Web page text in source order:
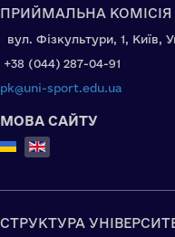
ПРИЙМАЛЬНА КОМІСІЯ
вул. Фізкультури, 1, Київ,
+38 (044) 287-04-91
pk@uni-sport.edu.ua
МОВА САЙТУ
Select your language
СТРУКТУРА